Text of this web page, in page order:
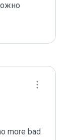
more bad